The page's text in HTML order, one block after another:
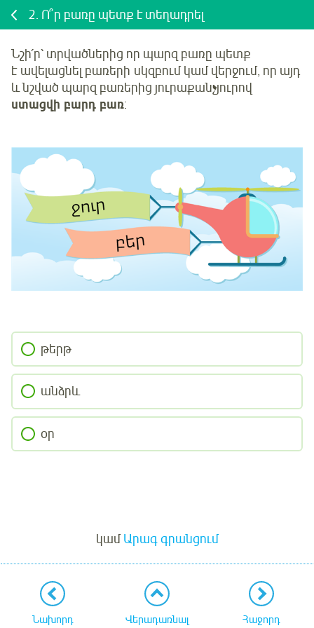
2. Ո՞ր բառը պետք է տեղադրել
Նշի՛ր՝ տրվածներից որ պարզ բառը պետք
է ավելացնել բառերի սկզբում կամ վերջում, որ այդ
և նշված պարզ բառերից յուրաքանչյուրով
ստացվի բարդ բառ:
թերթ
անձրև
օր
կամԱրագ գրանցում
Նախորդ
Վերադառնալ
Հաջորդ